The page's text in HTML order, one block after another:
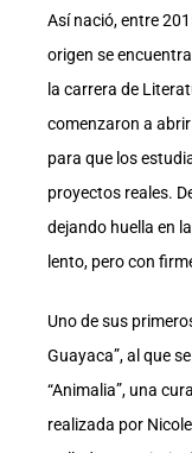
Así nació, entre
origen se
la carrera de
comenzaron a
para que los
proyectos reales.
dejando huella en
lento, pero con
Uno de sus
Guayaca”, al que
“Animalia”, una
realizada por